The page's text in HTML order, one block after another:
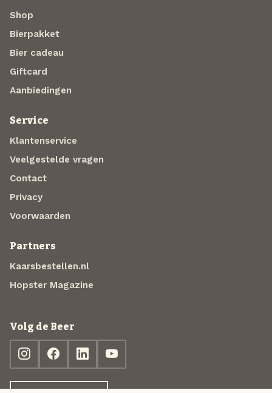
Shop
Bierpakket
Bier cadeau
Giftcard
Aanbiedingen
Service
Klantenservice
Veelgestelde vragen
Contact
Privacy
Voorwaarden
Partners
Kaarsbestellen.nl
Hopster Magazine
Volg de Beer